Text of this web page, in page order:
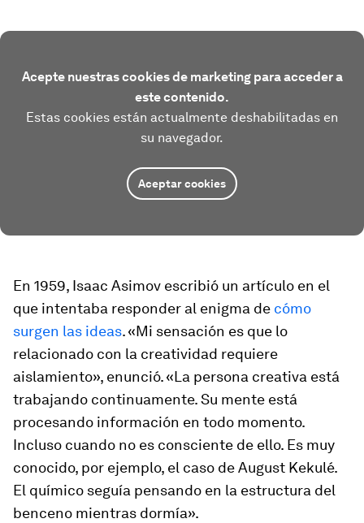
Acepte nuestras cookies de marketing para acceder a
este contenido.
Estas cookies están actualmente deshabilitadas en
su navegador.
Aceptar cookies
En 1959, Isaac Asimov escribió un artículo en el
que intentaba responder al enigma de cómo
surgen las ideas. «Mi sensación es que lo
relacionado con la creatividad requiere
aislamiento», enunció. «La persona creativa está
trabajando continuamente. Su mente está
procesando información en todo momento.
Incluso cuando no es consciente de ello. Es muy
conocido, por ejemplo, el caso de August Kekulé.
El químico seguía pensando en la estructura del
benceno mientras dormía».